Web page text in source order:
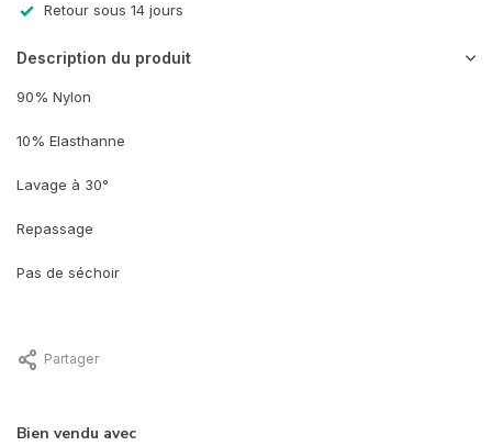
Retour sous 14 jours
Description du produit
90% Nylon
10% Elasthanne
Lavage à 30°
Repassage
Pas de séchoir
Partager
Bien vendu avec